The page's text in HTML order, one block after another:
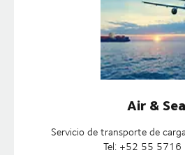
Air & Sea
Servicio de transporte de
Tel: +52 55